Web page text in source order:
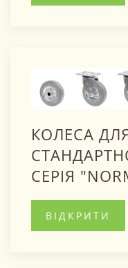
КОЛЕСА ДЛЯ
СЕРІЯ
ВІДКРИТИ